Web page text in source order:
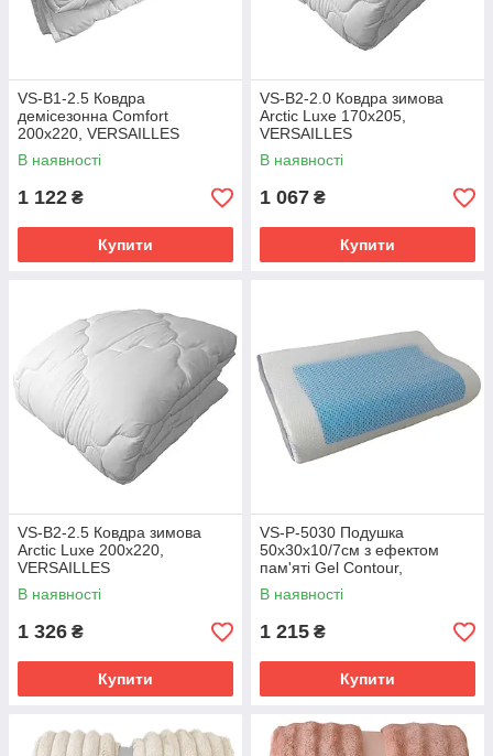
VS-B1-2.5 Ковдра
деміcезонна Comfort
200х220, VERSAILLES
В наявності
1 122 ₴
Купити
VS-B2-2.0 Ковдра зимова
Arctic Luxe 170х205,
VERSAILLES
В наявності
1 067 ₴
Купити
VS-B2-2.5 Ковдра зимова
Arctic Luxe 200х220,
VERSAILLES
В наявності
1 326 ₴
Купити
VS-P-5030 Подушка
50x30х10/7см з ефектом
пам'яті Gel Contour,
VERSAILLES
В наявності
1 215 ₴
Купити